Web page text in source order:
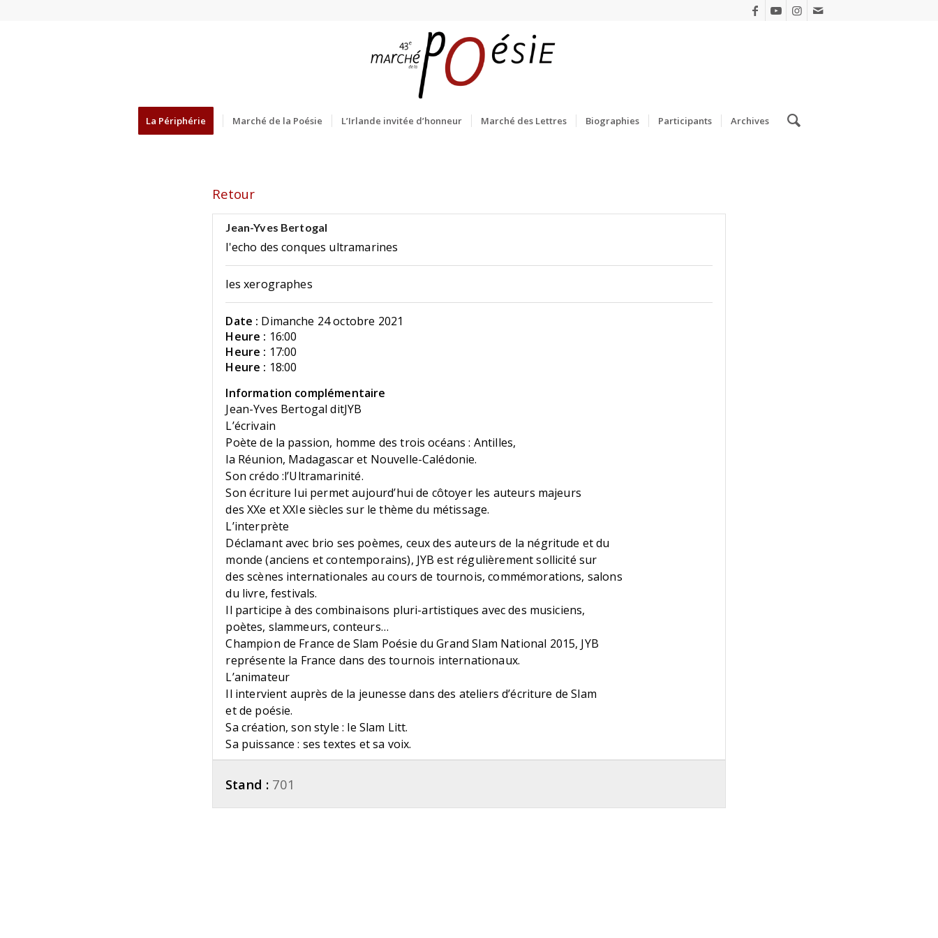
La Périphérie Marché de la Poésie L’Irlande invitée d’honneur Marché des Lettres Biographies Participants Archives
Retour
Jean-Yves Bertogal
l'echo des conques ultramarines
les xerographes
Date : Dimanche 24 octobre 2021
Heure : 16:00
Heure : 17:00
Heure : 18:00
Information complémentaire
Jean-Yves Bertogal ditJYB
L’écrivain
Poète de la passion, homme des trois océans : Antilles,
la Réunion, Madagascar et Nouvelle-Calédonie.
Son crédo :l’Ultramarinité.
Son écriture lui permet aujourd’hui de côtoyer les auteurs majeurs
des XXe et XXIe siècles sur le thème du métissage.
L’interprète
Déclamant avec brio ses poèmes, ceux des auteurs de la négritude et du
monde (anciens et contemporains), JYB est régulièrement sollicité sur
des scènes internationales au cours de tournois, commémorations, salons
du livre, festivals.
Il participe à des combinaisons pluri-artistiques avec des musiciens,
poètes, slammeurs, conteurs…
Champion de France de Slam Poésie du Grand Slam National 2015, JYB
représente la France dans des tournois internationaux.
L’animateur
Il intervient auprès de la jeunesse dans des ateliers d’écriture de Slam
et de poésie.
Sa création, son style : le Slam Litt.
Sa puissance : ses textes et sa voix.
Stand : 701